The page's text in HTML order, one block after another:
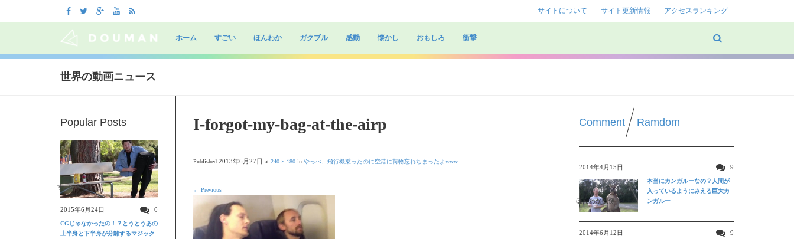
サイトについて サイト更新情報 アクセスランキング
to
ホーム すごい ほんわか ガクブル 感動 懐かし おもしろ 衝撃
世界の動画ニュース
I-forgot-my-bag-at-the-airp
Published 2013年6月27日 at 240 × 180 in やっべ、飛行機乗ったのに空港に荷物忘れちまったよwww
← Previous
Comment Ramdom
2014年4月15日 9
ほんわか映像
本当にカンガルーなの？人間が
入っているようにみえる巨大カ
ンガルー
2014年6月12日 9
Popular Posts
すごい動画
2015年6月24日 0
CGじゃなかったの！？とうとうあの
上半身と下半身が分離するマジック